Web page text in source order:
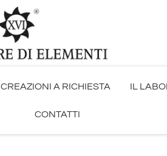
CREAZIONI A RICHIESTA IL
CONTATTI